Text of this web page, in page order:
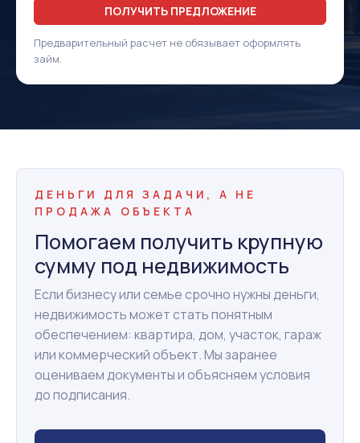
ПОЛУЧИТЬ ПРЕДЛОЖЕНИЕ
Предварительный расчет не обязывает оформлять
займ.
ДЕНЬГИ ДЛЯ ЗАДАЧИ, А НЕ
ПРОДАЖА ОБЪЕКТА
Помогаем получить крупную
сумму под недвижимость
Если бизнесу или семье срочно нужны деньги,
недвижимость может стать понятным
обеспечением: квартира, дом, участок, гараж
или коммерческий объект. Мы заранее
оцениваем документы и объясняем условия
до подписания.